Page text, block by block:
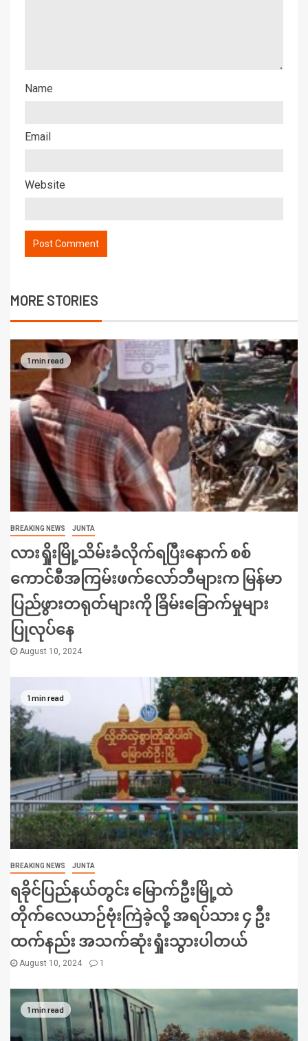
Name
Email
Website
MORE STORIES
1 min read
BREAKING NEWS JUNTA
လားရှိုးမြို့သိမ်းခံလိုက်ရပြီးနောက် စစ်
ကောင်စီအကြမ်းဖက်လော်ဘီများက မြန်မာ
ပြည်ဖွားတရုတ်များကို ခြိမ်းခြောက်မှုများ
ပြုလုပ်နေ
August 10, 2024
1 min read
BREAKING NEWS JUNTA
ရခိုင်ပြည်နယ်တွင်း မြောက်ဦးမြို့ထဲ
တိုက်လေယာဉ်ဗုံးကြဲခဲ့လို့ အရပ်သား ၄ ဦး
ထက်နည်း အသက်ဆုံးရှုံးသွားပါတယ်
August 10, 2024 1
1 min read